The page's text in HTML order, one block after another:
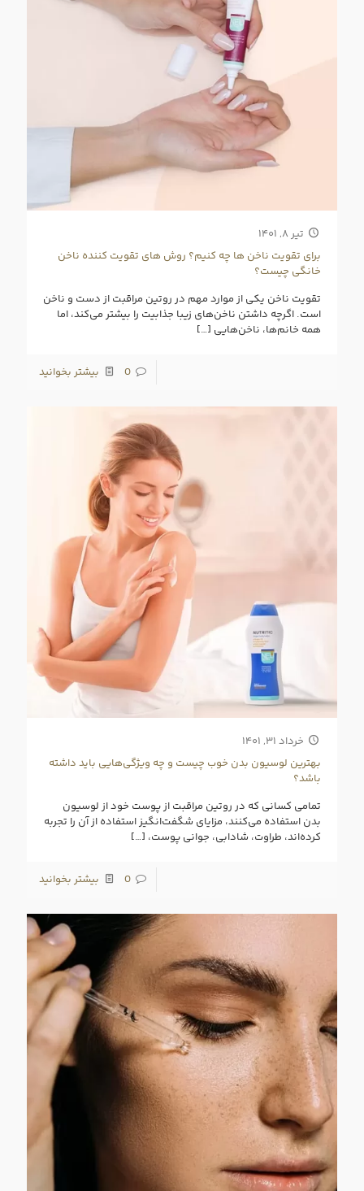
تیر ۸, ۱۴۰۱
برای تقویت ناخن‌ ها چه کنیم؟ روش های تقویت کننده ناخن
خانگی چیست؟
تقویت ناخن یکی از موارد مهم در روتین مراقبت از دست و ناخن
است. اگرچه داشتن ناخن‌های زیبا جذابیت را بیشتر می‌کند، اما
همه خانم‌ها، ناخن‌هایی […]
0 بیشتر بخوانید
خرداد ۳۱, ۱۴۰۱
بهترین لوسیون بدن خوب چیست و چه ویژگی‌هایی باید داشته
باشد؟
تمامی کسانی که در روتین مراقبت از پوست خود از لوسیون
بدن استفاده می‌کنند، مزایای شگفت‌انگیز استفاده از آن را تجربه
کرده‌اند، طراوت، شادابی، جوانی پوست، […]
0 بیشتر بخوانید